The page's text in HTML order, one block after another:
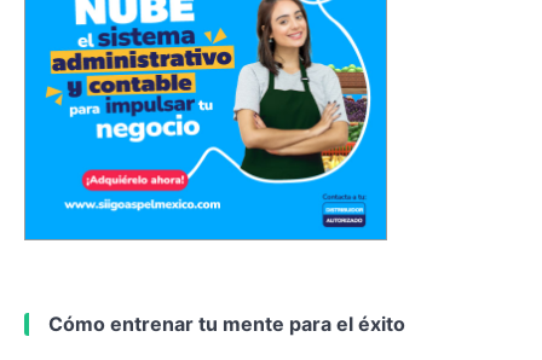
Cómo entrenar tu mente para el éxito